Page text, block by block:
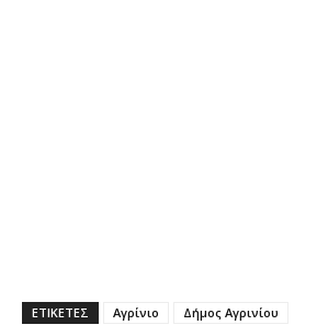
ΕΤΙΚΕΤΕΣ Αγρίνιο Δήμος Αγρινίου